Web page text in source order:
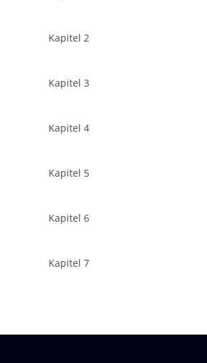
Kapitel 2
Kapitel 3
Kapitel 4
Kapitel 5
Kapitel 6
Kapitel 7